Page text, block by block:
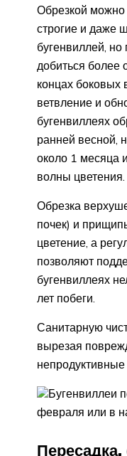
Обрезкой можно
строгие и
бугенвиллей,
добиться более
концах боковых
ветвление и
бугенвиллеях
ранней весной,
около 1 месяца
волны цветения.
Обрезка
почек) и
цветение, а
позволяют
бугенвиллеях
лет побеги.
Санитарную
вырезая
непродуктивные
Бугенвиллеи
февраля или в